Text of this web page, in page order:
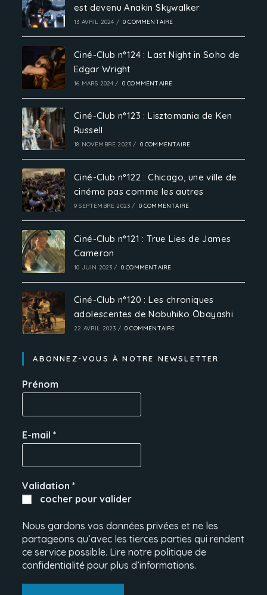
est devenu Anakin Skywalker
13 AVRIL 2024 / 0 COMMENTAIRE
Ciné-Club n°124 : Last Night in Soho de
Edgar Wright
16 MARS 2024 / 0 COMMENTAIRE
Ciné-Club n°123 : Lisztomania de Ken
Russell
18 NOVEMBRE 2023 / 0 COMMENTAIRE
Ciné-Club n°122 : Chicago, une ville de
cinéma pas comme les autres
9 SEPTEMBRE 2023 / 0 COMMENTAIRE
Ciné-Club n°121 : True Lies de James
Cameron
10 JUIN 2023 / 0 COMMENTAIRE
Ciné-Club n°120 : Les chroniques
adolescentes de Nobuhiko Ōbayashi
22 AVRIL 2023 / 0 COMMENTAIRE
ABONNEZ-VOUS À NOTRE NEWSLETTER
Prénom
E-mail*
Validation*
cocher pour valider
Nous gardons vos données privées et ne les
partageons qu’avec les tierces parties qui rendent
ce service possible. Lire notre politique de
confidentialité pour plus d’informations.